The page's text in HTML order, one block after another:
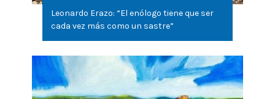
Leonardo Erazo: “El enólogo tiene que ser
cada vez más como un sastre”